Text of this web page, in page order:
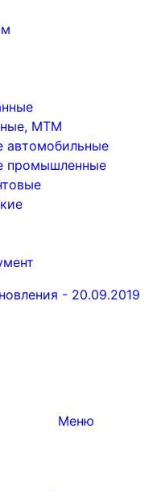
МТМ
автомобильные
промышленные
- 20.09.2019
Меню